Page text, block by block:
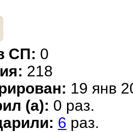
СП: 0
218
19 янв
(а): 0 раз.
6 раз.